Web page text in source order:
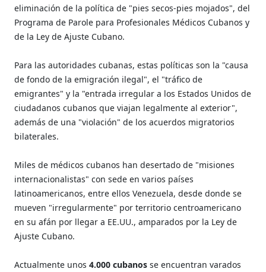
eliminación de la política de "pies secos-pies mojados", del
Programa de Parole para Profesionales Médicos Cubanos y
de la Ley de Ajuste Cubano.
Para las autoridades cubanas, estas políticas son la "causa
de fondo de la emigración ilegal", el "tráfico de
emigrantes" y la "entrada irregular a los Estados Unidos de
ciudadanos cubanos que viajan legalmente al exterior",
además de una "violación" de los acuerdos migratorios
bilaterales.
Miles de médicos cubanos han desertado de "misiones
internacionalistas" con sede en varios países
latinoamericanos, entre ellos Venezuela, desde donde se
mueven "irregularmente" por territorio centroamericano
en su afán por llegar a EE.UU., amparados por la Ley de
Ajuste Cubano.
Actualmente unos 4.000 cubanos se encuentran varados